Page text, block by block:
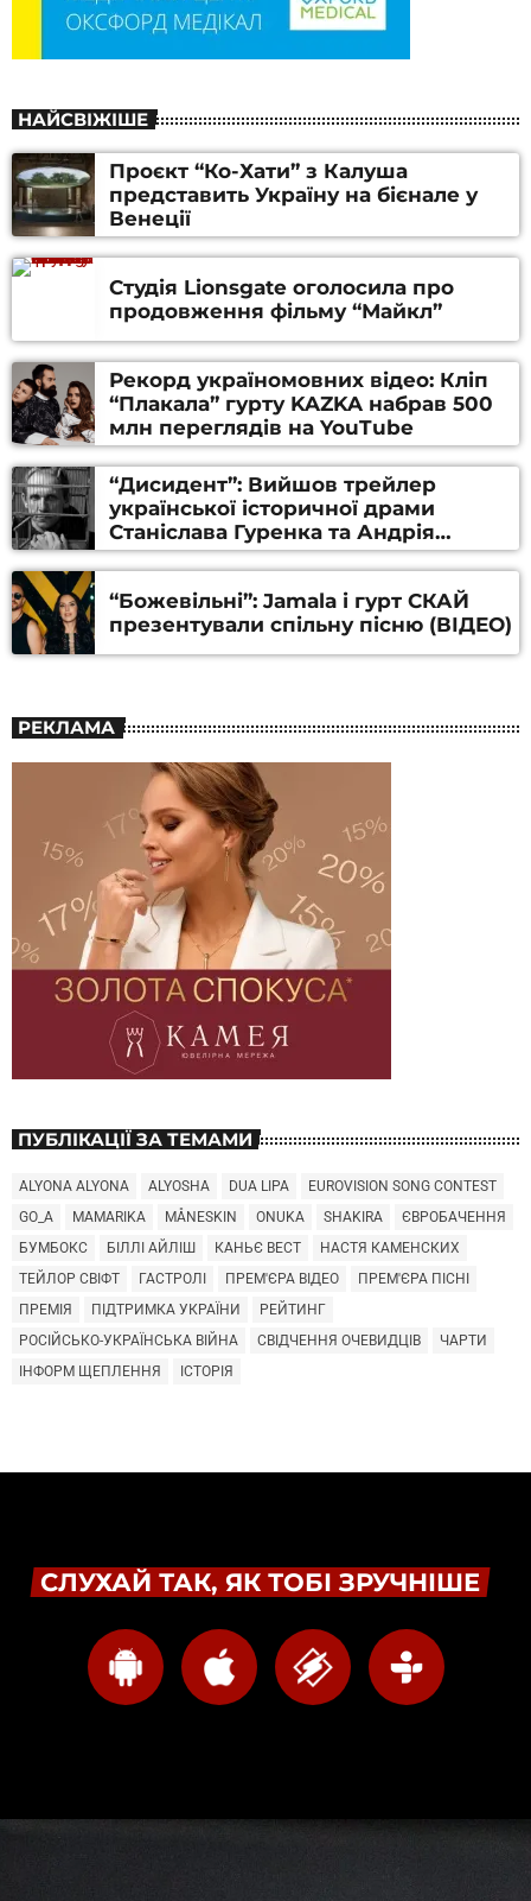
НАЙСВІЖІШЕ
Проєкт “Ко-Хати” з Калуша
представить Україну на бієнале у
Венеції
Студія Lionsgate оголосила про
продовження фільму “Майкл”
Рекорд україномовних відео: Кліп
“Плакала” гурту KAZKA набрав 500
млн переглядів на YouTube
“Дисидент”: Вийшов трейлер
української історичної драми
Станіслава Гуренка та Андрія
Алфьорова (ВІДЕО)
“Божевільні”: Jamala і гурт СКАЙ
презентували спільну пісню (ВІДЕО)
РЕКЛАМА
ПУБЛІКАЦІЇ ЗА ТЕМАМИ
ALYONA ALYONA ALYOSHA DUA LIPA
EUROVISION SONG CONTEST
GO_A
MAMARIKA MÅNESKIN ONUKA SHAKIRA
ЄВРОБАЧЕННЯ
БУМБОКС
БІЛЛІ АЙЛІШ КАНЬЄ ВЕСТ
НАСТЯ КАМЕНСКИХ
ТЕЙЛОР СВІФТ
ГАСТРОЛІ ПРЕМ'ЄРА ВІДЕО
ПРЕМ'ЄРА ПІСНІ
ПРЕМІЯ
ПІДТРИМКА УКРАЇНИ
РЕЙТИНГ
РОСІЙСЬКО-УКРАЇНСЬКА ВІЙНА
СВІДЧЕННЯ ОЧЕВИДЦІВ
ЧАРТИ
ІНФОРМ ЩЕПЛЕННЯ
ІСТОРІЯ
СЛУХАЙ ТАК, ЯК ТОБІ ЗРУЧНІШЕ